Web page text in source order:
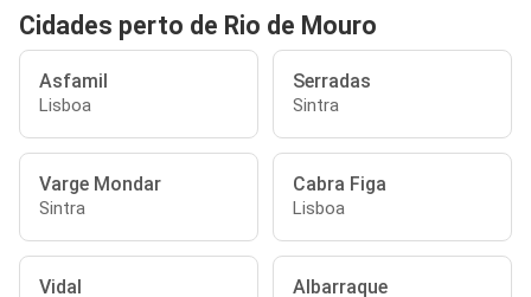
Cidades perto de Rio de Mouro
Asfamil
Lisboa
Serradas
Sintra
Varge Mondar
Sintra
Cabra Figa
Lisboa
Vidal Albarraque